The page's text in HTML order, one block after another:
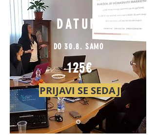
DATUM
DO 30.8. SAMO
125€
PRIJAVI SE SEDAJ